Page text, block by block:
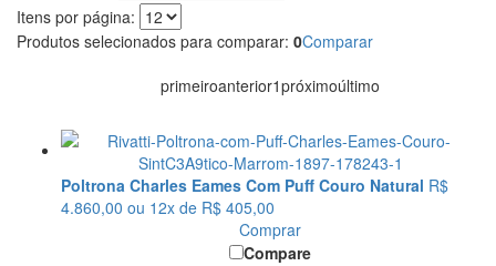
Itens por página:
Produtos selecionados para comparar: 0Comparar
primeiroanterior1próximoúltimo
Poltrona Charles Eames Com Puff Couro Natural R$
4.860,00 ou 12x de R$ 405,00
Comprar
Compare